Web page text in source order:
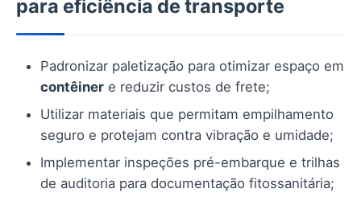
para eficiência de transporte
Padronizar paletização para otimizar espaço em
contêiner e reduzir custos de frete;
Utilizar materiais que permitam empilhamento
seguro e protejam contra vibração e umidade;
Implementar inspeções pré-embarque e trilhas
de auditoria para documentação fitossanitária;